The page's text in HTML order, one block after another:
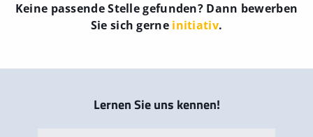
Keine passende Stelle gefunden? Dann bewerben
Sie sich gerne initiativ.
Lernen Sie uns kennen!